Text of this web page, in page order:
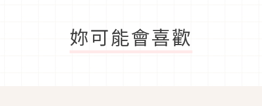
妳可能會喜歡